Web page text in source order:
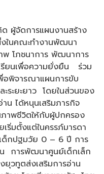
การแผนงานสร้าง
ในคณะทำงานพัฒนา
พ โภชนาการ พัฒนาการ
รียนเพื่อความยั่งยืน ร่วม
อพิจารณาแผนการขับ
ะระยะยาว โดยในส่วนของ
น ได้หนุนเสริมภารกิจ
าพชีวิตให้กับผู้ปกครอง
เริ่มตั้งแต่ในครรภ์มารดา
ด็กปฐมวัย 0 – 6 ปี การ
การพัฒนาศูนย์เด็กเล็ก
ยุวทูตส่งเสริมการอ่าน